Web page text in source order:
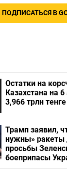
ПОДПИСАТЬСЯ В
Остатки на
Казахстана на
3,966 трлн тенге
Трамп заявил,
нужны» ракеты
просьбы
боеприпасы